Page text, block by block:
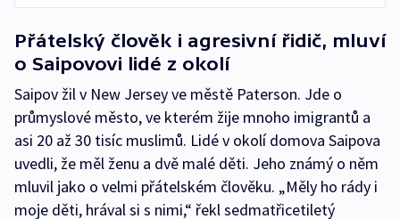
Přátelský člověk i agresivní řidič, mluví
o Saipovovi lidé z okolí
Saipov žil v New Jersey ve městě Paterson. Jde o
průmyslové město, ve kterém žije mnoho imigrantů a
asi 20 až 30 tisíc muslimů. Lidé v okolí domova Saipova
uvedli, že měl ženu a dvě malé děti. Jeho známý o něm
mluvil jako o velmi přátelském člověku. „Měly ho rády i
moje děti, hrával si s nimi,“ řekl sedmatřicetiletý